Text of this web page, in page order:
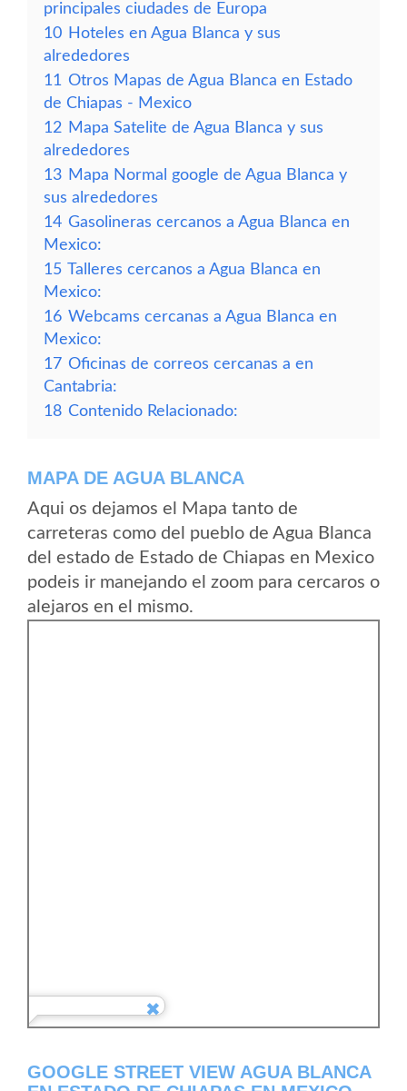
principales ciudades de Europa
10 Hoteles en Agua Blanca y sus
alrededores
11 Otros Mapas de Agua Blanca en Estado
de Chiapas - Mexico
12 Mapa Satelite de Agua Blanca y sus
alrededores
13 Mapa Normal google de Agua Blanca y
sus alrededores
14 Gasolineras cercanos a Agua Blanca en
Mexico:
15 Talleres cercanos a Agua Blanca en
Mexico:
16 Webcams cercanas a Agua Blanca en
Mexico:
17 Oficinas de correos cercanas a en
Cantabria:
18 Contenido Relacionado:
MAPA DE AGUA BLANCA
Aqui os dejamos el Mapa tanto de
carreteras como del pueblo de Agua Blanca
del estado de Estado de Chiapas en Mexico
podeis ir manejando el zoom para cercaros o
alejaros en el mismo.
GOOGLE STREET VIEW AGUA BLANCA